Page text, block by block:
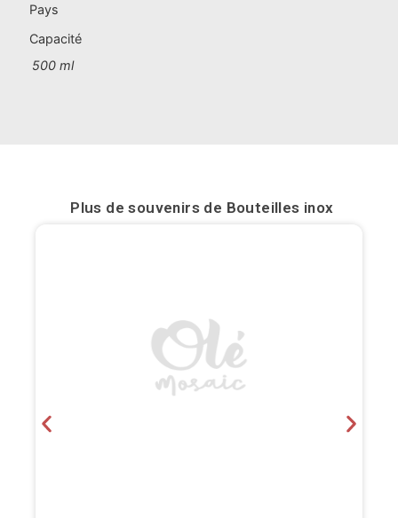
Badajoz
Barcelona
Pays
Capacité
500 ml
Plus de souvenirs de Bouteilles inox